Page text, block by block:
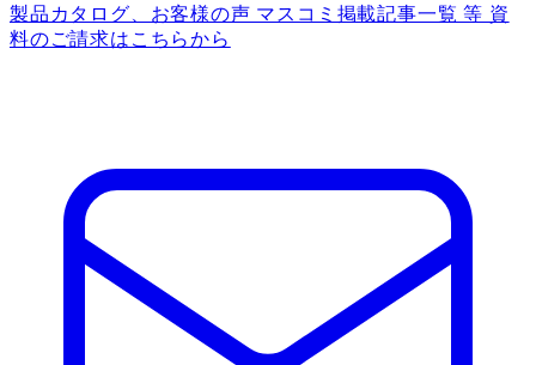
製品カタログ、お客様の声 マスコミ掲載記事一覧 等 資
料のご請求はこちらから